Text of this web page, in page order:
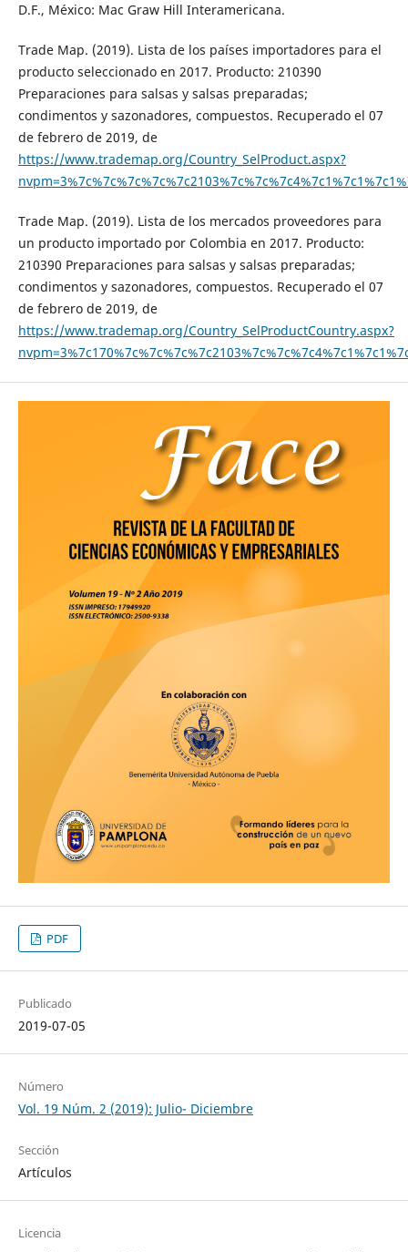
D.F., México: Mac Graw Hill Interamericana.
Trade Map. (2019). Lista de los países importadores para el
producto seleccionado en 2017. Producto: 210390
Preparaciones para salsas y salsas preparadas;
condimentos y sazonadores, compuestos. Recuperado el 07
de febrero de 2019, de
https://www.trademap.org/Country_SelProduct.aspx?
Trade Map. (2019). Lista de los mercados proveedores para
un producto importado por Colombia en 2017. Producto:
210390 Preparaciones para salsas y salsas preparadas;
condimentos y sazonadores, compuestos. Recuperado el 07
de febrero de 2019, de
https://www.trademap.org/Country_SelProductCountry.aspx?
PDF
Publicado
2019-07-05
Número
Vol. 19 Núm. 2 (2019): Julio- Diciembre
Sección
Artículos
Licencia